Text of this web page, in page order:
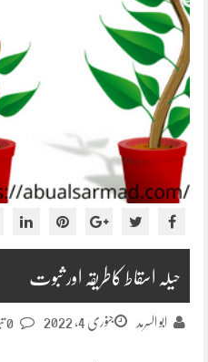
حیلہ اسقاط کاطریقہ اور ثبوت
ابو السرمد جنوری 4, 2022